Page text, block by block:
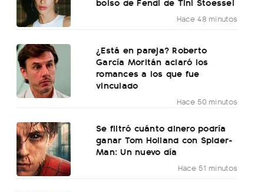
Hace 48 minutos
¿Está en pareja? Roberto
García Moritán aclaró los
romances a los que fue
vinculado
Hace 50 minutos
Se filtró cuánto dinero podría
ganar Tom Holland con Spider-
Man: Un nuevo día
Hace 51 minutos